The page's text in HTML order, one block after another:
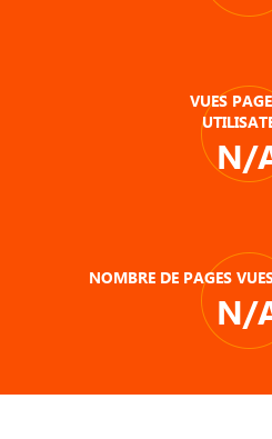
VUES
N/
NOMBRE DE PAGES
N/